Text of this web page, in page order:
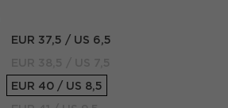
EUR 37,5 / US 6,5
EUR 40 / US 8,5